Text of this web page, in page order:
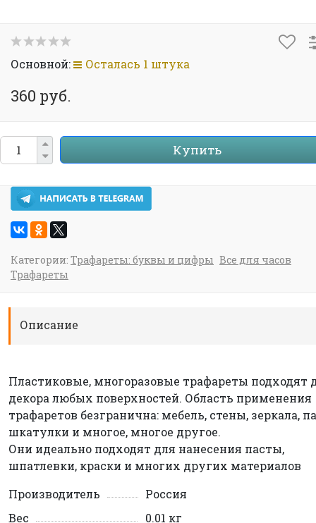
Основной: Осталась 1 штука
360 руб.
Купить
Категории: Трафареты: буквы и цифры Все для часов
Трафареты
Описание
Пластиковые, многоразовые трафареты подходят
декора любых поверхностей. Область применения
трафаретов безгранична: мебель, стены, зеркала,
шкатулки и многое, многое другое.
Они идеально подходят для нанесения пасты,
шпатлевки, краски и многих других материалов
Производитель
Россия
Вес
0.01 кг